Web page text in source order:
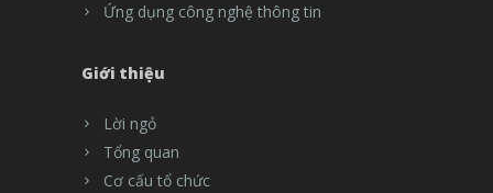
Ứng dụng công nghệ thông tin
Giới thiệu
Lời ngỏ
Tổng quan
Cơ cấu tổ chức